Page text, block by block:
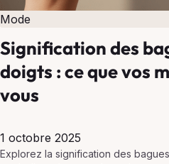
Mode
Signification des
doigts : ce que vos
vous
1 octobre 2025
Explorez la signification des